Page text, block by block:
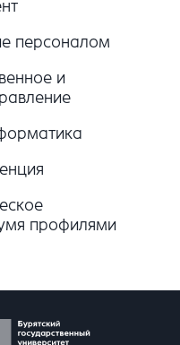
персоналом
и
профилями